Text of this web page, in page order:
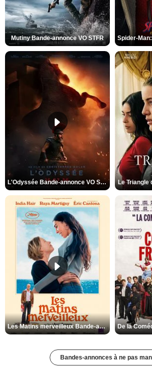
Mutiny Bande-annonce VO STFR
L'Odyssée Bande-annonce VO STFR Le Triangle
Les Matins merveilleux Bande-annonce VF
Bandes-annonces à ne pas